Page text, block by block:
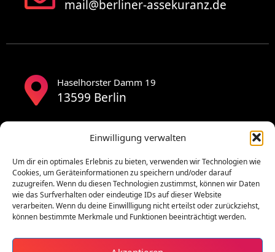
Einwilligung verwalten
Um dir ein optimales Erlebnis zu bieten, verwenden wir Technologien wie
Cookies, um Geräteinformationen zu speichern und/oder darauf
zuzugreifen. Wenn du diesen Technologien zustimmst, können wir Daten
wie das Surfverhalten oder eindeutige IDs auf dieser Website
verarbeiten. Wenn du deine Einwillligung nicht erteilst oder zurückziehst,
können bestimmte Merkmale und Funktionen beeinträchtigt werden.
mail@berliner-assekuranz.de
Haselhorster Damm 19
13599 Berlin